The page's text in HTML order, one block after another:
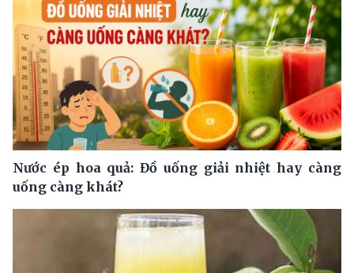
Nước ép hoa quả: Đồ uống giải nhiệt hay càng
uống càng khát?